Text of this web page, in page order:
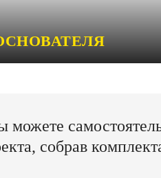
можете
собрав